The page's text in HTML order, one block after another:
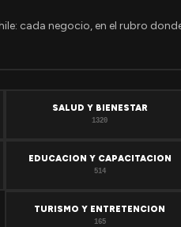
cada negocio, en el rubro
SALUD Y BIENESTAR
1320
EDUCACION Y CAPACITACION
514
TURISMO Y ENTRETENCION
165